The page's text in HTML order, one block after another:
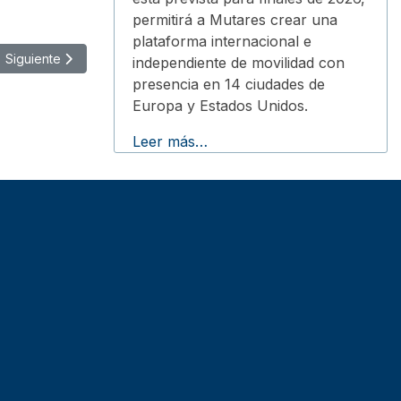
Artículo siguiente: BYD, nuevo socio oficial de automoción del
Siguiente
permitirá a Mutares crear una
plataforma internacional e
independiente de movilidad con
presencia en 14 ciudades de
Europa y Estados Unidos.
Leer más…